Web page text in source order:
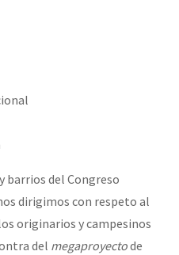
barrios del Congreso
dirigimos con respeto al
originarios y campesinos
del megaproyectode